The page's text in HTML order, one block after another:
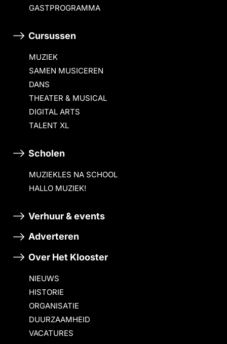
GASTPROGRAMMA
Cursussen
MUZIEK
SAMEN MUSICEREN
DANS
THEATER & MUSICAL
DIGITAL ARTS
TALENT XL
Scholen
MUZIEKLES NA SCHOOL
HALLO MUZIEK!
Verhuur & events
Adverteren
Over Het Klooster
NIEUWS
HISTORIE
ORGANISATIE
DUURZAAMHEID
VACATURES